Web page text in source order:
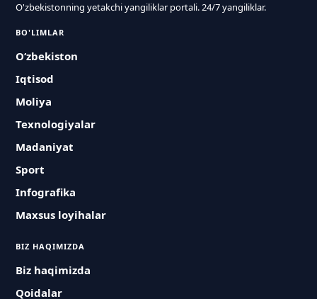
O'zbekistonning yetakchi yangiliklar portali. 24/7 yangiliklar.
BO'LIMLAR
O‘zbekiston
Iqtisod
Moliya
Texnologiyalar
Madaniyat
Sport
Infografika
Maxsus loyihalar
BIZ HAQIMIZDA
Biz haqimizda
Qoidalar